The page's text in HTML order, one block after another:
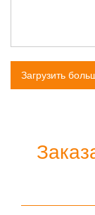
Загрузить